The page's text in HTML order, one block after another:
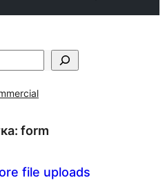
form
file uploads